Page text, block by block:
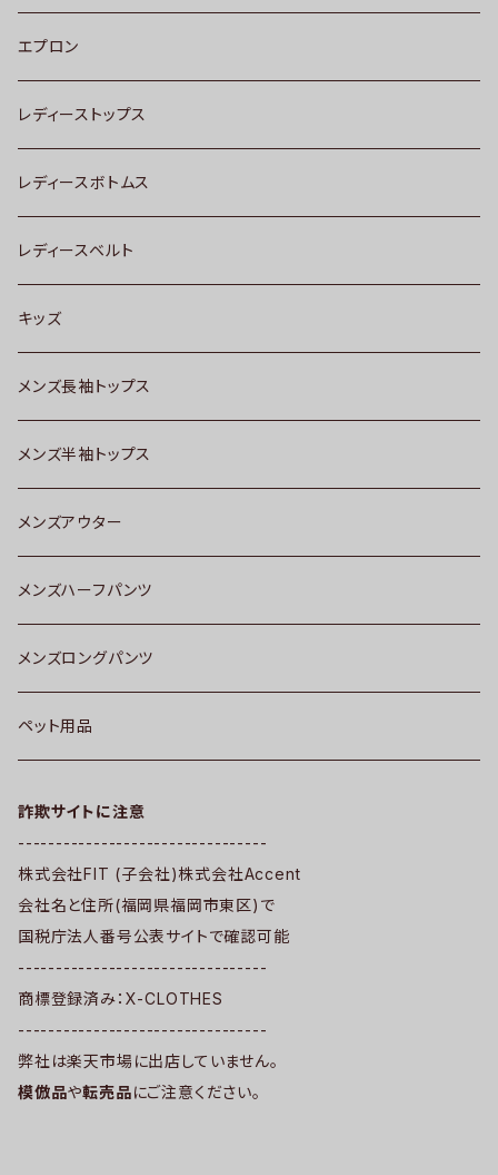
エプロン
レディーストップス
レディースボトムス
レディースベルト
キッズ
メンズ長袖トップス
メンズ半袖トップス
メンズアウター
メンズハーフパンツ
メンズロングパンツ
ペット用品
詐欺サイトに注意
---------------------------------
株式会社FIT (子会社)株式会社Accent
会社名と住所(福岡県福岡市東区)で
国税庁法人番号公表サイトで確認可能
---------------------------------
商標登録済み：X-CLOTHES
---------------------------------
弊社は楽天市場に出店していません。
模倣品や転売品にご注意ください。